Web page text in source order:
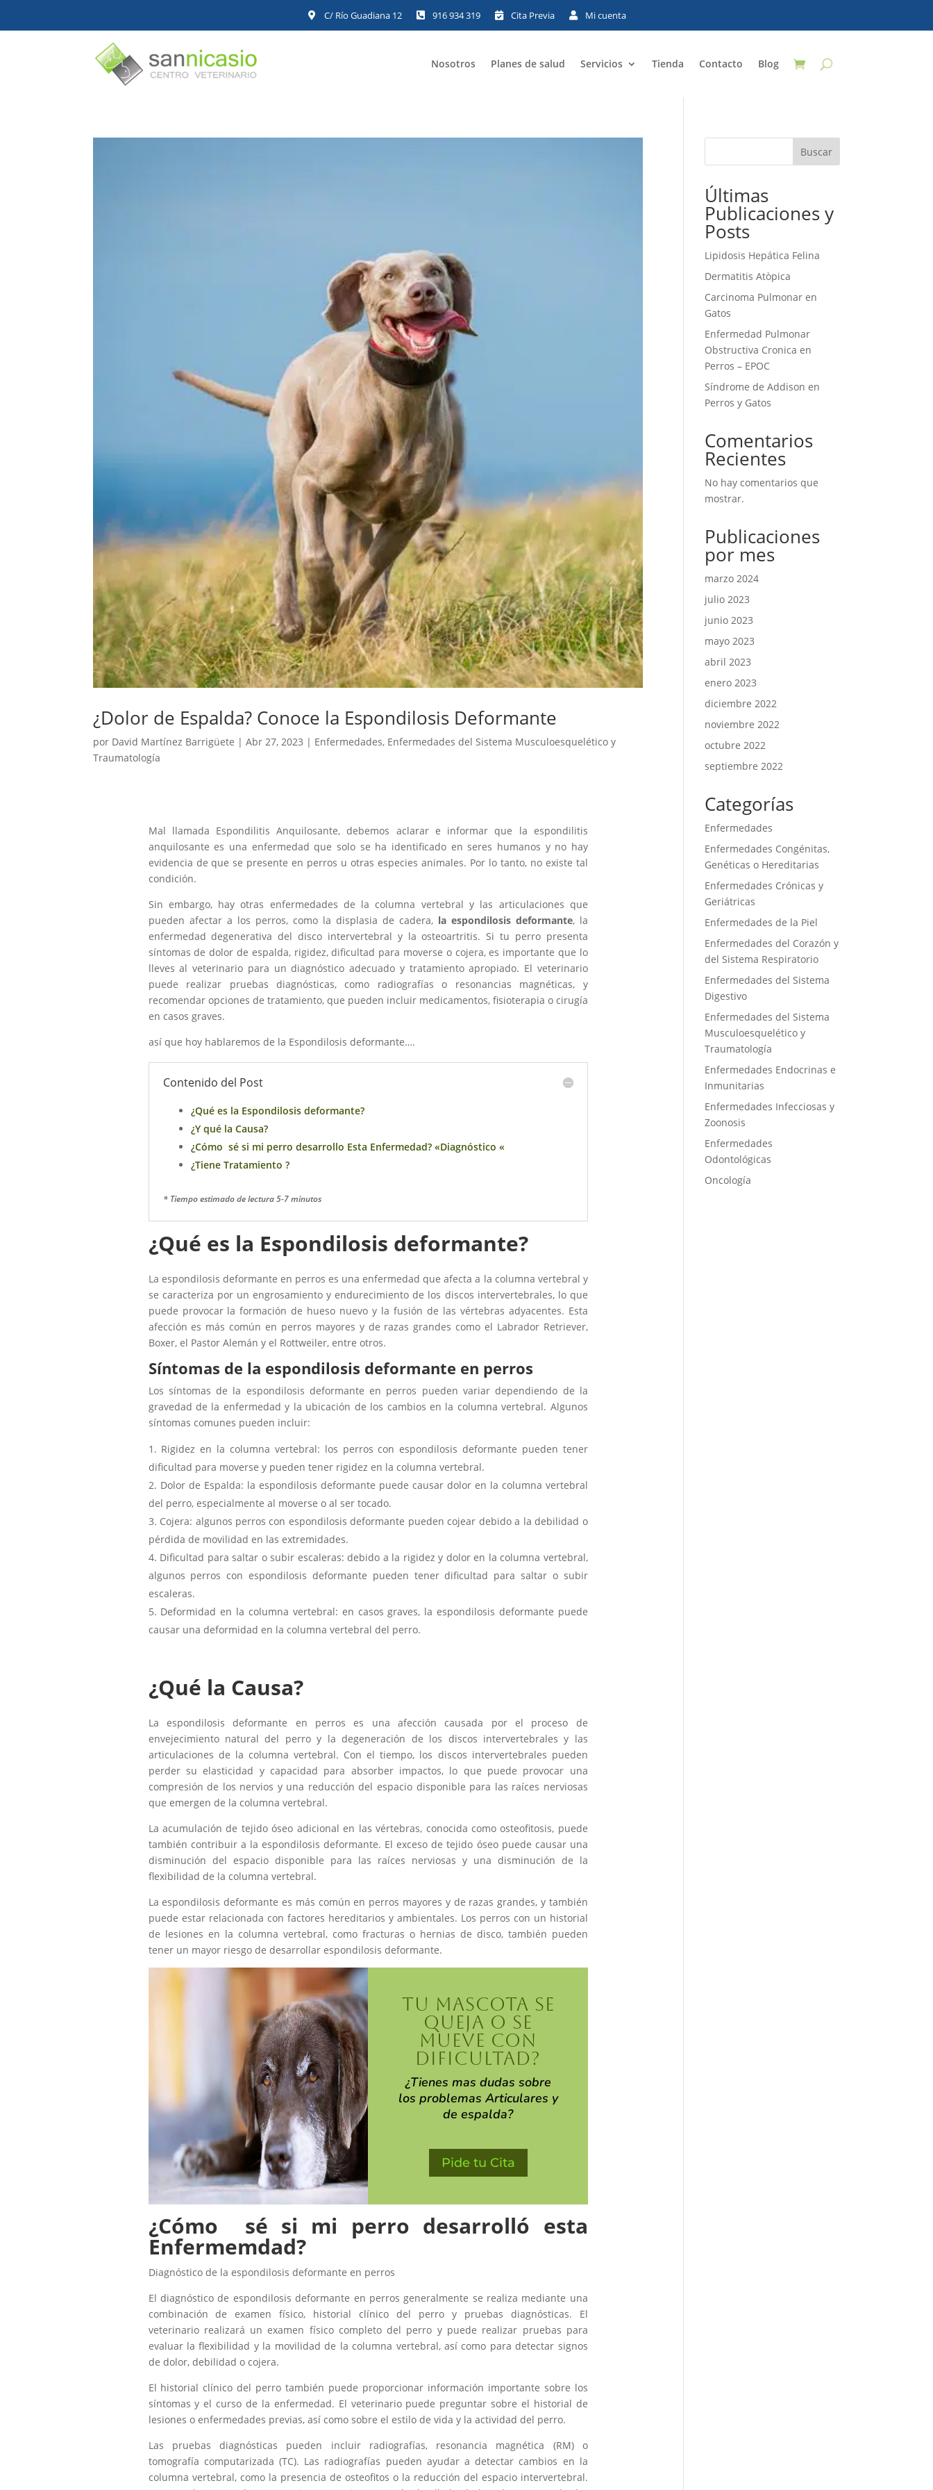
   
Nosotros Planes de salud Servicios Tienda Contacto Blog
¿Dolor de Espalda? Conoce la Espondilosis Deformante
por David Martínez Barrigüete |Abr 27, 2023 | Enfermedades, Enfermedades del Sistema Musculoesquelético y
Traumatología
Mal llamada Espondilitis Anquilosante, debemos aclarar e informar que la espondilitis
anquilosante es una enfermedad que solo se ha identificado en seres humanos y no hay
evidencia de que se presente en perros u otras especies animales. Por lo tanto, no existe tal
condición.
Sin embargo, hay otras enfermedades de la columna vertebral y las articulaciones que
pueden afectar a los perros, como la displasia de cadera,la espondilosis deformante, la
enfermedad degenerativa del disco intervertebral y la osteoartritis. Si tu perro presenta
síntomas de dolor de espalda, rigidez, dificultad para moverse o cojera, es importante que lo
lleves al veterinario para un diagnóstico adecuado y tratamiento apropiado. El veterinario
puede realizar pruebas diagnósticas, como radiografías o resonancias magnéticas, y
recomendar opciones de tratamiento, que pueden incluir medicamentos, fisioterapia o cirugía
en casos graves.
así que hoy hablaremos de la Espondilosis deformante….
Contenido del Post
¿Qué es la Espondilosis deformante?
¿Y qué la Causa?
¿Cómo sé si mi perro desarrollo Esta Enfermedad? «Diagnóstico «
¿Tiene Tratamiento ?
* Tiempo estimado de lectura 5-7 minutos
¿Qué es la Espondilosis deformante?
La espondilosis deformante en perros es una enfermedad que afecta a la columna vertebral y
se caracteriza por un engrosamiento y endurecimiento de los discos intervertebrales, lo que
puede provocar la formación de hueso nuevo y la fusión de las vértebras adyacentes. Esta
afección es más común en perros mayores y de razas grandes como el Labrador Retriever,
Boxer, el Pastor Alemán y el Rottweiler, entre otros.
Síntomas de la espondilosis deformante en perros
Los síntomas de la espondilosis deformante en perros pueden variar dependiendo de la
gravedad de la enfermedad y la ubicación de los cambios en la columna vertebral. Algunos
síntomas comunes pueden incluir:
Rigidez en la columna vertebral: los perros con espondilosis deformante pueden tener
dificultad para moverse y pueden tener rigidez en la columna vertebral.
Dolor de Espalda: la espondilosis deformante puede causar dolor en la columna vertebral
del perro, especialmente al moverse o al ser tocado.
Cojera: algunos perros con espondilosis deformante pueden cojear debido a la debilidad o
pérdida de movilidad en las extremidades.
Dificultad para saltar o subir escaleras: debido a la rigidez y dolor en la columna vertebral,
algunos perros con espondilosis deformante pueden tener dificultad para saltar o subir
escaleras.
Deformidad en la columna vertebral: en casos graves, la espondilosis deformante puede
causar una deformidad en la columna vertebral del perro.
¿Qué la Causa?
La espondilosis deformante en perros es una afección causada por el proceso de
envejecimiento natural del perro y la degeneración de los discos intervertebrales y las
articulaciones de la columna vertebral. Con el tiempo, los discos intervertebrales pueden
perder su elasticidad y capacidad para absorber impactos, lo que puede provocar una
compresión de los nervios y una reducción del espacio disponible para las raíces nerviosas
que emergen de la columna vertebral.
La acumulación de tejido óseo adicional en las vértebras, conocida como osteofitosis, puede
también contribuir a la espondilosis deformante. El exceso de tejido óseo puede causar una
disminución del espacio disponible para las raíces nerviosas y una disminución de la
flexibilidad de la columna vertebral.
La espondilosis deformante es más común en perros mayores y de razas grandes, y también
puede estar relacionada con factores hereditarios y ambientales. Los perros con un historial
de lesiones en la columna vertebral, como fracturas o hernias de disco, también pueden
tener un mayor riesgo de desarrollar espondilosis deformante.
TU MASCOTA SE
QUEJA O SE
MUEVE CON
DIFICULTAD?
¿Tienes mas dudas sobre
los problemas Articulares y
de espalda?
Pide tu Cita
¿Cómo sé si mi perro desarrolló esta
Enfermemdad?
Diagnóstico de la espondilosis deformante en perros
El diagnóstico de espondilosis deformante en perros generalmente se realiza mediante una
combinación de examen físico, historial clínico del perro y pruebas diagnósticas. El
veterinario realizará un examen físico completo del perro y puede realizar pruebas para
evaluar la flexibilidad y la movilidad de la columna vertebral, así como para detectar signos
de dolor, debilidad o cojera.
El historial clínico del perro también puede proporcionar información importante sobre los
síntomas y el curso de la enfermedad. El veterinario puede preguntar sobre el historial de
lesiones o enfermedades previas, así como sobre el estilo de vida y la actividad del perro.
Las pruebas diagnósticas pueden incluir radiografías, resonancia magnética (RM) o
tomografía computarizada (TC). Las radiografías pueden ayudar a detectar cambios en la
columna vertebral, como la presencia de osteofitos o la reducción del espacio intervertebral.
Buscar
Últimas
Publicaciones y
Posts
Lipidosis Hepática Felina
Dermatitis Atòpica
Carcinoma Pulmonar en
Gatos
Enfermedad Pulmonar
Obstructiva Cronica en
Perros – EPOC
Síndrome de Addison en
Perros y Gatos
Comentarios
Recientes
No hay comentarios que
mostrar.
Publicaciones
por mes
marzo 2024
julio 2023
junio 2023
mayo 2023
abril 2023
enero 2023
diciembre 2022
noviembre 2022
octubre 2022
septiembre 2022
Categorías
Enfermedades
Enfermedades Congénitas,
Genéticas o Hereditarias
Enfermedades Crónicas y
Geriátricas
Enfermedades de la Piel
Enfermedades del Corazón y
del Sistema Respiratorio
Enfermedades del Sistema
Digestivo
Enfermedades del Sistema
Musculoesquelético y
Traumatología
Enfermedades Endocrinas e
Inmunitarias
Enfermedades Infecciosas y
Zoonosis
Enfermedades
Odontológicas
Oncología